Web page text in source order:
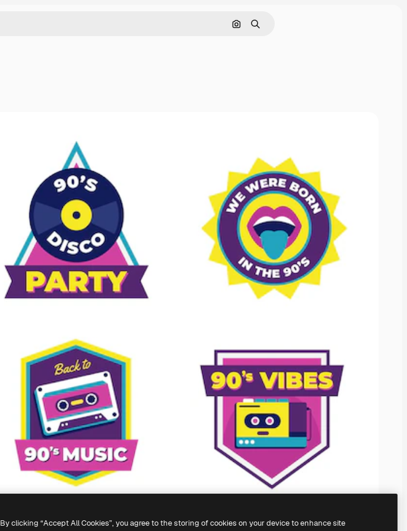
Cerca per immagine
Ricerca
By clicking “Accept All Cookies”, you agree to the storing of cookies on your device to enhance site